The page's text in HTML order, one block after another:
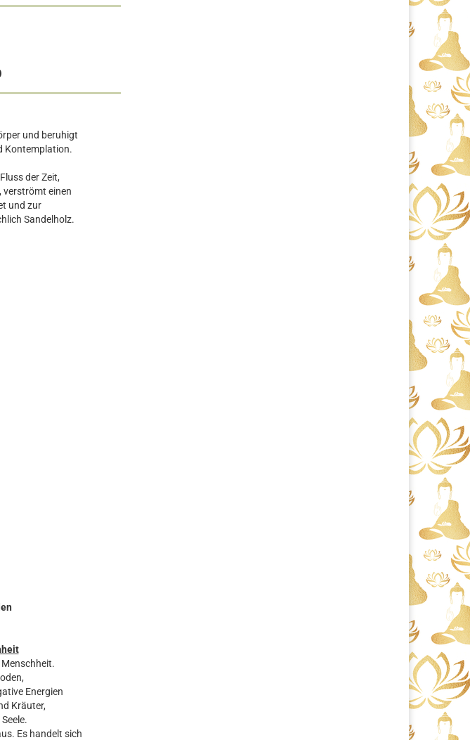
und beruhigt
Kontemplation.
der Zeit,
verströmt einen
und zur
Sandelholz.
Energien
Kräuter,
Es handelt sich